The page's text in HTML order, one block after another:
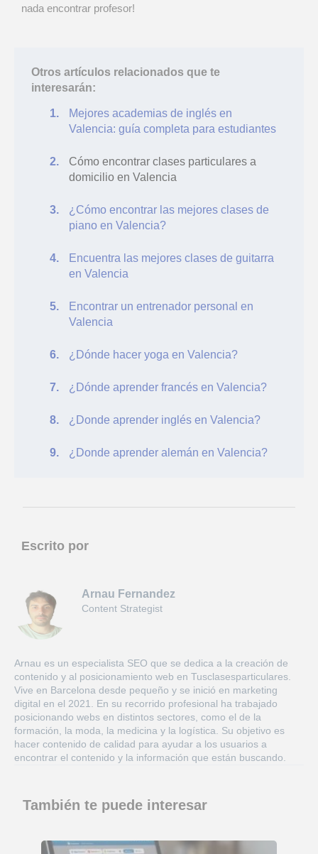
nada encontrar profesor!
Otros artículos relacionados que te
interesarán:
Mejores academias de inglés en
Valencia: guía completa para estudiantes
Cómo encontrar clases particulares a
domicilio en Valencia
¿Cómo encontrar las mejores clases de
piano en Valencia?
Encuentra las mejores clases de guitarra
en Valencia
Encontrar un entrenador personal en
Valencia
¿Dónde hacer yoga en Valencia?
¿Dónde aprender francés en Valencia?
¿Donde aprender inglés en Valencia?
¿Donde aprender alemán en Valencia?
Escrito por
Arnau Fernandez
Content Strategist
Arnau es un especialista SEO que se dedica a la creación de
contenido y al posicionamiento web en Tusclasesparticulares.
Vive en Barcelona desde pequeño y se inició en marketing
digital en el 2021. En su recorrido profesional ha trabajado
posicionando webs en distintos sectores, como el de la
formación, la moda, la medicina y la logística. Su objetivo es
hacer contenido de calidad para ayudar a los usuarios a
encontrar el contenido y la información que están buscando.
También te puede interesar